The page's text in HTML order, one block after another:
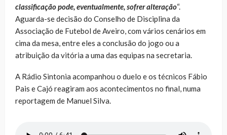
classificação pode, eventualmente, sofrer alteração“.
Aguarda-se decisão do Conselho de Disciplina da
Associação de Futebol de Aveiro, com vários cenários em
cima da mesa, entre eles a conclusão do jogo ou a
atribuição da vitória a uma das equipas na secretaria.
A Rádio Sintonia acompanhou o duelo e os técnicos Fábio
Pais e Cajó reagiram aos acontecimentos no final, numa
reportagem de Manuel Silva.